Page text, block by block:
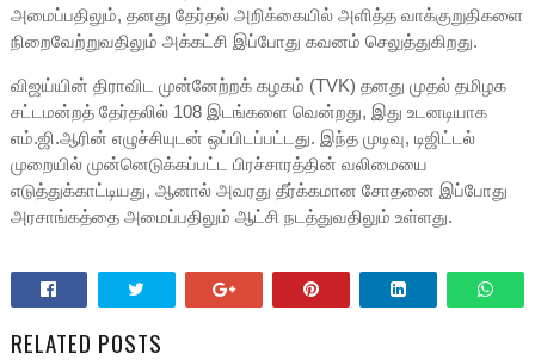
அமைப்பதிலும், தனது தேர்தல் அறிக்கையில் அளித்த வாக்குறுதிகளை
நிறைவேற்றுவதிலும் அக்கட்சி இப்போது கவனம் செலுத்துகிறது.
விஜய்யின் திராவிட முன்னேற்றக் கழகம் (TVK) தனது முதல் தமிழக
சட்டமன்றத் தேர்தலில் 108 இடங்களை வென்றது, இது உடனடியாக
எம்.ஜி.ஆரின் எழுச்சியுடன் ஒப்பிடப்பட்டது. இந்த முடிவு, டிஜிட்டல்
முறையில் முன்னெடுக்கப்பட்ட பிரச்சாரத்தின் வலிமையை
எடுத்துக்காட்டியது, ஆனால் அவரது தீர்க்கமான சோதனை இப்போது
அரசாங்கத்தை அமைப்பதிலும் ஆட்சி நடத்துவதிலும் உள்ளது.
RELATED POSTS